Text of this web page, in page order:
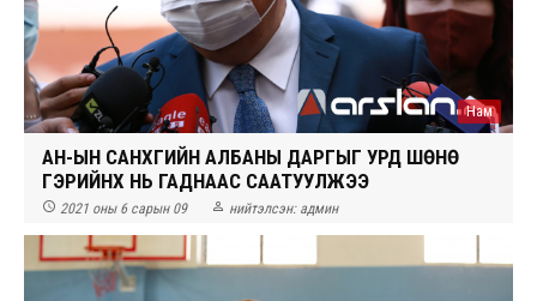
Нам
АН-ЫН САНХҮҮГИЙН АЛБАНЫ ДАРГЫГ УРД ШӨНӨ
ГЭРИЙНХ НЬ ГАДНААС СААТУУЛЖЭЭ
 2021 оны 6 сарын 09  нийтэлсэн: админ